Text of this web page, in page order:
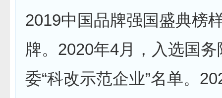
2019中国品牌强国盛典榜
牌。2020年4月，入选国务
委“科改示范企业”名单。